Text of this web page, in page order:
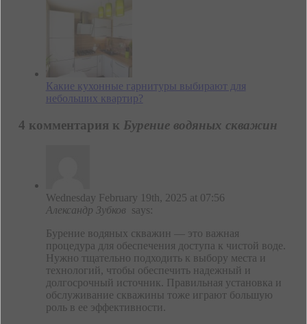
Какие кухонные гарнитуры выбирают для
небольших квартир?
4 комментария к Бурение водяных скважин
Wednesday February 19th, 2025 at 07:56
Александр Зубков says:
Бурение водяных скважин — это важная
процедура для обеспечения доступа к чистой воде.
Нужно тщательно подходить к выбору места и
технологий, чтобы обеспечить надежный и
долгосрочный источник. Правильная установка и
обслуживание скважины тоже играют большую
роль в ее эффективности.